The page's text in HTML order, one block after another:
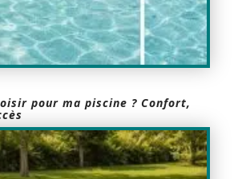
pour ma piscine ? Confort,